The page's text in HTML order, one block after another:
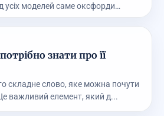
усіх моделей саме оксфорди
знати про її
складне слово, яке можна почути
важливий елемент, який д...